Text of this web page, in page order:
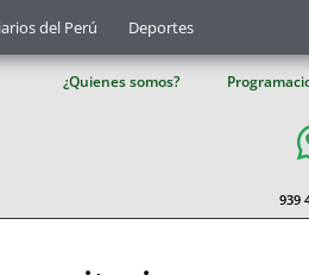
del Perú Deportes
¿Quienes somos?
939